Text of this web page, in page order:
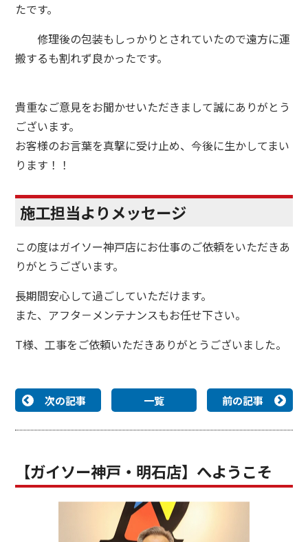
たです。
修理後の包装もしっかりとされていたので遠方に運
搬するも割れず良かったです。
貴重なご意見をお聞かせいただきまして誠にありがとう
ございます。
お客様のお言葉を真撃に受け止め、今後に生かしてまい
ります！！
施工担当よりメッセージ
この度はガイソー神戸店にお仕事のご依頼をいただきあ
りがとうございます。
長期間安心して過ごしていただけます。
また、アフタ－メンテナンスもお任せ下さい。
T様、工事をご依頼いただきありがとうございました。
次の記事 一覧 前の記事
【ガイソー神戸・明石店】へようこそ